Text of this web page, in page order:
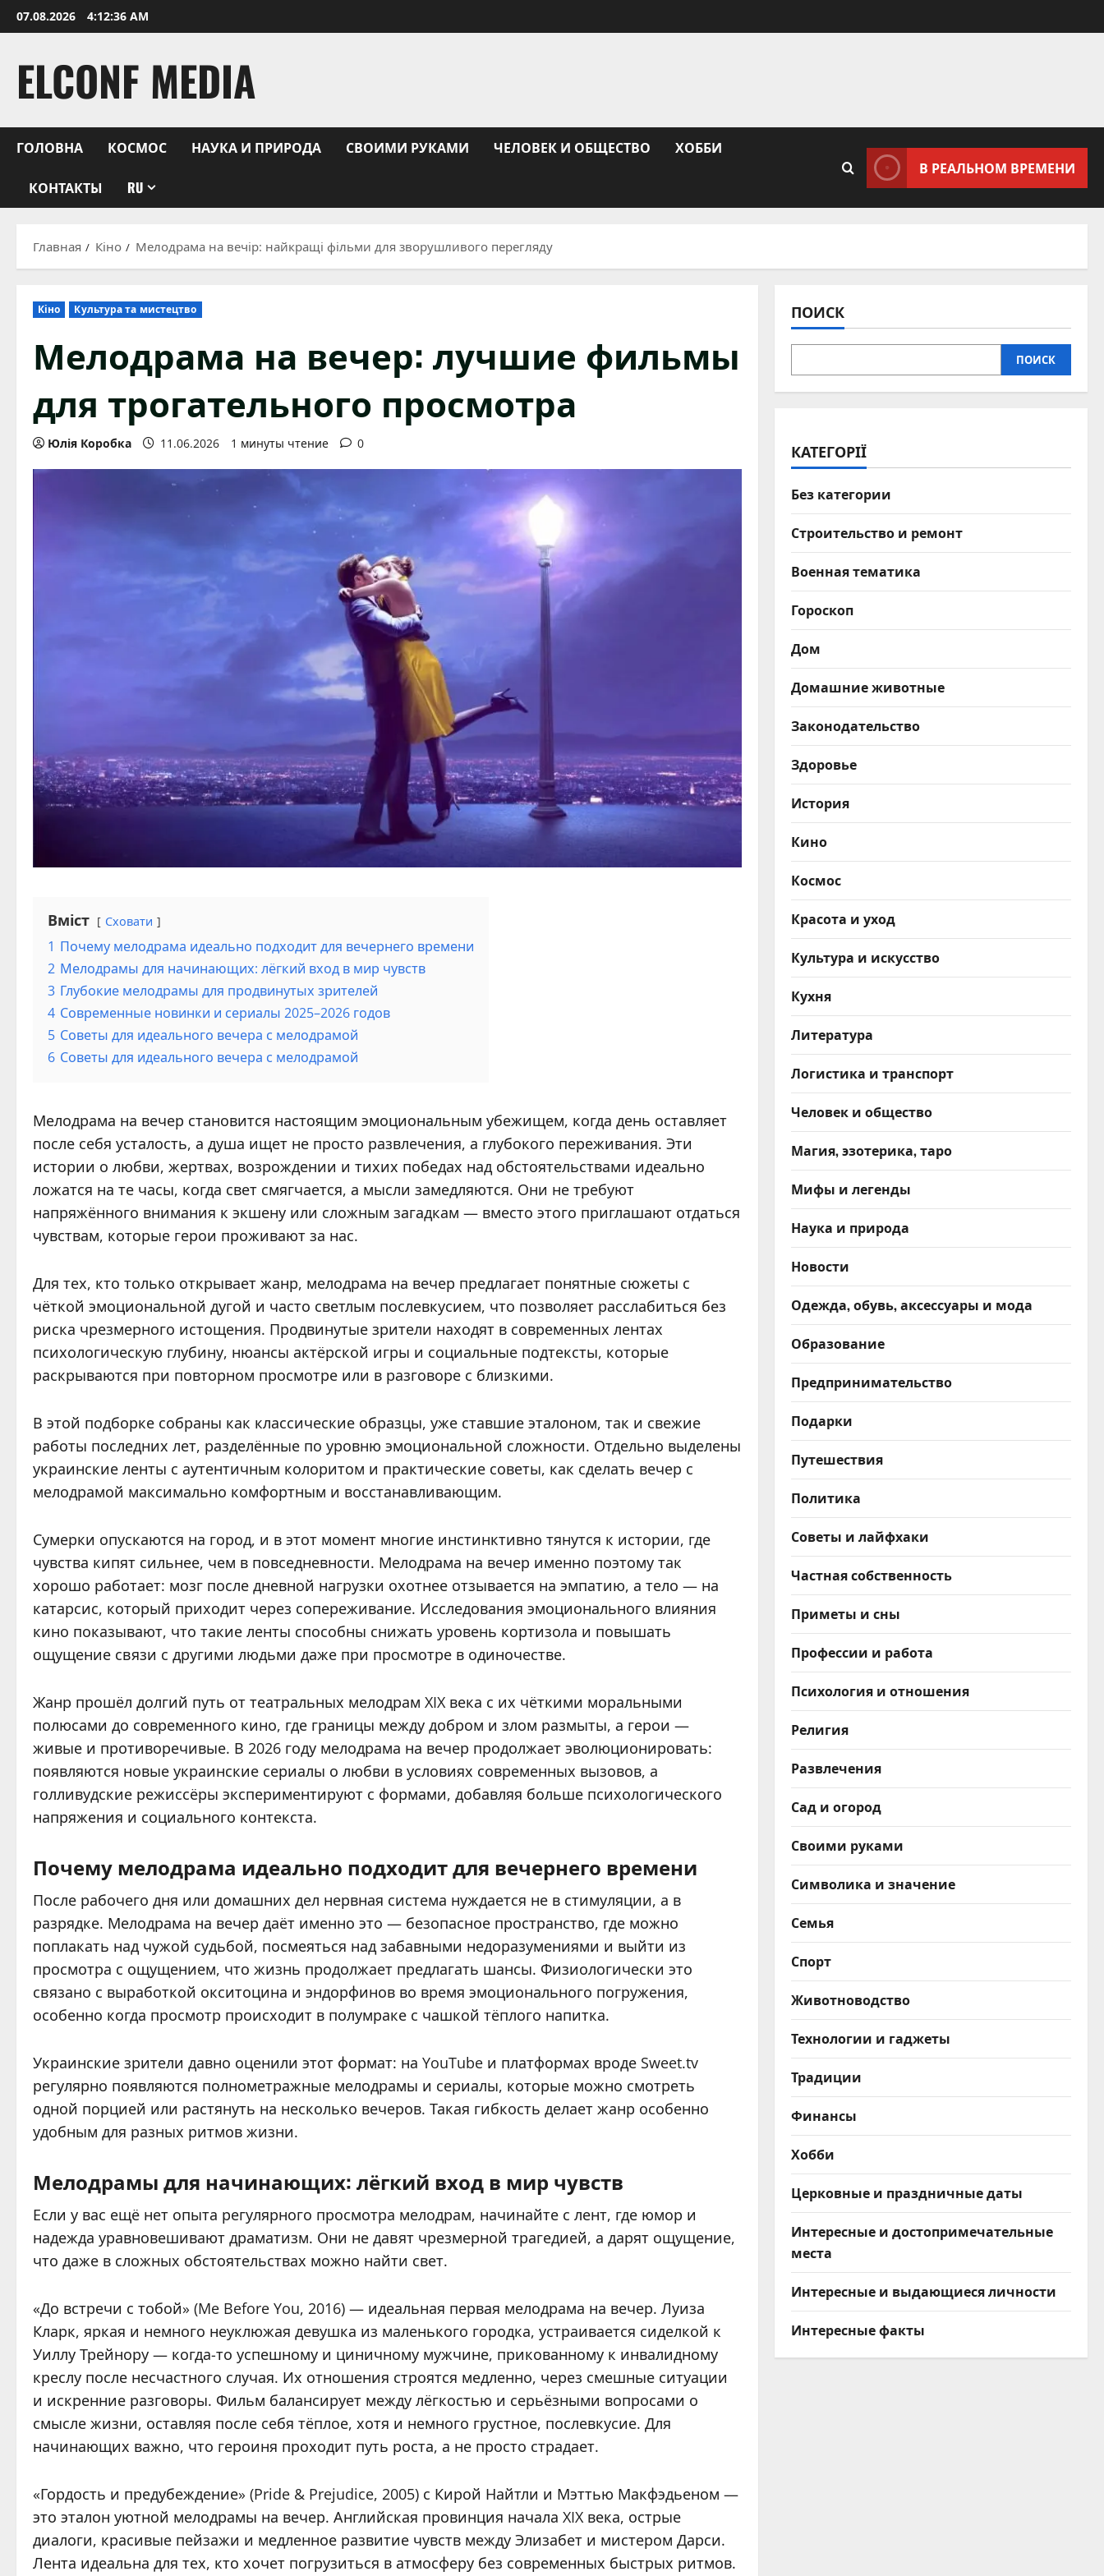
Перейти
к
07.08.2026 4:12:37 AM
ELCONF MEDIA
ГОЛОВНА КОСМОС НАУКА И ПРИРОДА СВОИМИ РУКАМИ ЧЕЛОВЕК И ОБЩЕСТВО ХОББИ
КОНТАКТЫ RU
В РЕАЛЬНОМ ВРЕМЕНИ
Главная Кіно Мелодрама на вечір: найкращі фільми для зворушливого перегляду
Кіно Культура та мистецтво
Мелодрама на вечер: лучшие фильмы
для трогательного просмотра
Юлія Коробка 11.06.2026 1 минуты чтение 0
Вміст Сховати
1 Почему мелодрама идеально подходит для вечернего времени
2 Мелодрамы для начинающих: лёгкий вход в мир чувств
3 Глубокие мелодрамы для продвинутых зрителей
4 Современные новинки и сериалы 2025–2026 годов
5 Советы для идеального вечера с мелодрамой
6 Советы для идеального вечера с мелодрамой
Мелодрама на вечер становится настоящим эмоциональным убежищем, когда день оставляет
после себя усталость, а душа ищет не просто развлечения, а глубокого переживания. Эти
истории о любви, жертвах, возрождении и тихих победах над обстоятельствами идеально
ложатся на те часы, когда свет смягчается, а мысли замедляются. Они не требуют
напряжённого внимания к экшену или сложным загадкам — вместо этого приглашают отдаться
чувствам, которые герои проживают за нас.
Для тех, кто только открывает жанр, мелодрама на вечер предлагает понятные сюжеты с
чёткой эмоциональной дугой и часто светлым послевкусием, что позволяет расслабиться без
риска чрезмерного истощения. Продвинутые зрители находят в современных лентах
психологическую глубину, нюансы актёрской игры и социальные подтексты, которые
раскрываются при повторном просмотре или в разговоре с близкими.
В этой подборке собраны как классические образцы, уже ставшие эталоном, так и свежие
работы последних лет, разделённые по уровню эмоциональной сложности. Отдельно выделены
украинские ленты с аутентичным колоритом и практические советы, как сделать вечер с
мелодрамой максимально комфортным и восстанавливающим.
Сумерки опускаются на город, и в этот момент многие инстинктивно тянутся к истории, где
чувства кипят сильнее, чем в повседневности. Мелодрама на вечер именно поэтому так
хорошо работает: мозг после дневной нагрузки охотнее отзывается на эмпатию, а тело — на
катарсис, который приходит через сопереживание. Исследования эмоционального влияния
кино показывают, что такие ленты способны снижать уровень кортизола и повышать
ощущение связи с другими людьми даже при просмотре в одиночестве.
Жанр прошёл долгий путь от театральных мелодрам XIX века с их чёткими моральными
полюсами до современного кино, где границы между добром и злом размыты, а герои —
живые и противоречивые. В 2026 году мелодрама на вечер продолжает эволюционировать:
появляются новые украинские сериалы о любви в условиях современных вызовов, а
голливудские режиссёры экспериментируют с формами, добавляя больше психологического
напряжения и социального контекста.
Почему мелодрама идеально подходит для вечернего времени
После рабочего дня или домашних дел нервная система нуждается не в стимуляции, а в
разрядке. Мелодрама на вечер даёт именно это — безопасное пространство, где можно
поплакать над чужой судьбой, посмеяться над забавными недоразумениями и выйти из
просмотра с ощущением, что жизнь продолжает предлагать шансы. Физиологически это
связано с выработкой окситоцина и эндорфинов во время эмоционального погружения,
особенно когда просмотр происходит в полумраке с чашкой тёплого напитка.
Украинские зрители давно оценили этот формат: на YouTube и платформах вроде Sweet.tv
регулярно появляются полнометражные мелодрамы и сериалы, которые можно смотреть
одной порцией или растянуть на несколько вечеров. Такая гибкость делает жанр особенно
удобным для разных ритмов жизни.
Мелодрамы для начинающих: лёгкий вход в мир чувств
Если у вас ещё нет опыта регулярного просмотра мелодрам, начинайте с лент, где юмор и
надежда уравновешивают драматизм. Они не давят чрезмерной трагедией, а дарят ощущение,
что даже в сложных обстоятельствах можно найти свет.
«До встречи с тобой» (Me Before You, 2016) — идеальная первая мелодрама на вечер. Луиза
Кларк, яркая и немного неуклюжая девушка из маленького городка, устраивается сиделкой к
Уиллу Трейнору — когда-то успешному и циничному мужчине, прикованному к инвалидному
креслу после несчастного случая. Их отношения строятся медленно, через смешные ситуации
и искренние разговоры. Фильм балансирует между лёгкостью и серьёзными вопросами о
смысле жизни, оставляя после себя тёплое, хотя и немного грустное, послевкусие. Для
начинающих важно, что героиня проходит путь роста, а не просто страдает.
«Гордость и предубеждение» (Pride & Prejudice, 2005) с Кирой Найтли и Мэттью Макфэдьеном —
это эталон уютной мелодрамы на вечер. Английская провинция начала XIX века, острые
диалоги, красивые пейзажи и медленное развитие чувств между Элизабет и мистером Дарси.
Лента идеальна для тех, кто хочет погрузиться в атмосферу без современных быстрых ритмов.
ПОИСК
ПОИСК
КАТЕГОРІЇ
Без категории
Строительство и ремонт
Военная тематика
Гороскоп
Дом
Домашние животные
Законодательство
Здоровье
История
Кино
Космос
Красота и уход
Культура и искусство
Кухня
Литература
Логистика и транспорт
Человек и общество
Магия, эзотерика, таро
Мифы и легенды
Наука и природа
Новости
Одежда, обувь, аксессуары и мода
Образование
Предпринимательство
Подарки
Путешествия
Политика
Советы и лайфхаки
Частная собственность
Приметы и сны
Профессии и работа
Психология и отношения
Религия
Развлечения
Сад и огород
Своими руками
Символика и значение
Семья
Спорт
Животноводство
Технологии и гаджеты
Традиции
Финансы
Хобби
Церковные и праздничные даты
Интересные и достопримечательные
места
Интересные и выдающиеся личности
Интересные факты